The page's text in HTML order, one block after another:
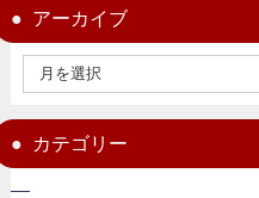
アーカイブ
カテゴリー